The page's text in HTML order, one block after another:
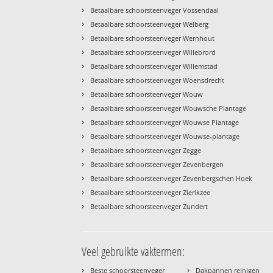
› Betaalbare schoorsteenveger Vossendaal
› Betaalbare schoorsteenveger Welberg
› Betaalbare schoorsteenveger Wernhout
› Betaalbare schoorsteenveger Willebrord
› Betaalbare schoorsteenveger Willemstad
› Betaalbare schoorsteenveger Woensdrecht
› Betaalbare schoorsteenveger Wouw
› Betaalbare schoorsteenveger Wouwsche Plantage
› Betaalbare schoorsteenveger Wouwse Plantage
› Betaalbare schoorsteenveger Wouwse-plantage
› Betaalbare schoorsteenveger Zegge
› Betaalbare schoorsteenveger Zevenbergen
› Betaalbare schoorsteenveger Zevenbergschen Hoek
› Betaalbare schoorsteenveger Zierikzee
› Betaalbare schoorsteenveger Zundert
Veel gebruikte vaktermen:
› Beste schoorsteenveger › Dakpannen reinigen